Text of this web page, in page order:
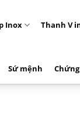
Inox Thanh V
Sứ mệnh